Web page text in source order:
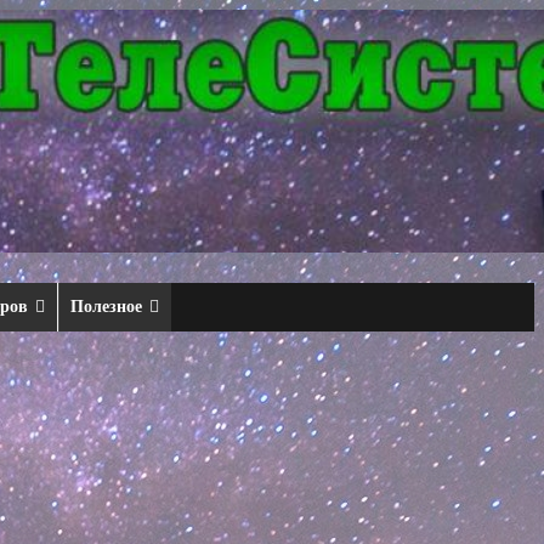
Полезное